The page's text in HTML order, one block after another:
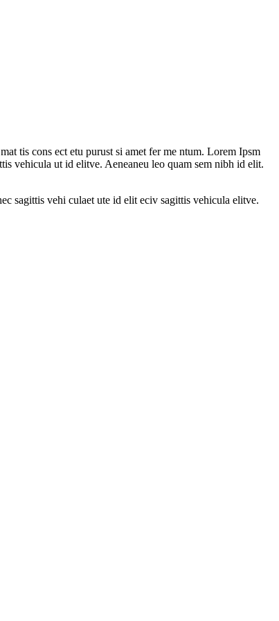
tis cons ect etu purust si amet fer me ntum. Lorem Ipsm
vehicula ut id elitve. Aeneaneu leo quam sem nibh id elit.
sagittis vehi culaet ute id elit eciv sagittis vehicula elitve.